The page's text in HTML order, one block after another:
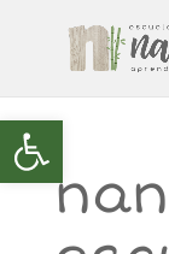
Abrir barra de